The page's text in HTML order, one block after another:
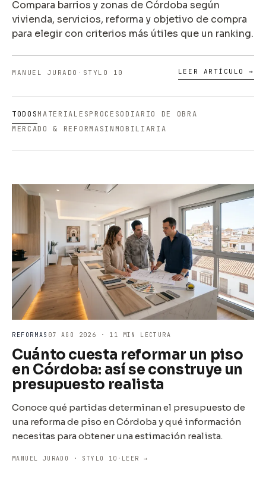
Compara barrios y zonas de Córdoba según
vivienda, servicios, reforma y objetivo de compra
para elegir con criterios más útiles que un ranking.
MANUEL JURADO · STYLO 10 LEER ARTÍCULO →
TODOSMATERIALESPROCESO DIARIO DE OBRA
MERCADO & REFORMASINMOBILIARIA
REFORMAS 07 AGO 2026 · 11 MIN LECTURA
Cuánto cuesta reformar un piso
en Córdoba: así se construye un
presupuesto realista
Conoce qué partidas determinan el presupuesto de
una reforma de piso en Córdoba y qué información
necesitas para obtener una estimación realista.
MANUEL JURADO · STYLO 10 · LEER →